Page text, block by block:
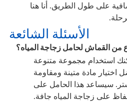
على طول الطريق. أنا هنا
الأسئلة الشائعة
من القماش لحامل زجاجة المياه؟
استخدام مجموعة متنوعة
اختيار مادة متينة ومقاومة
سيساعد هذا الحامل على
على زجاجة المياه جافة.